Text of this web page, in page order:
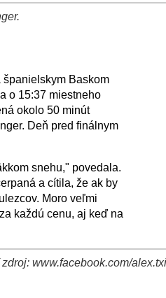
španielskym Baskom
o 15:37 miestneho
okolo 50 minút
Deň pred finálnym
snehu," povedala.
a cítila, že ak by
Moro veľmi
každú cenu, aj keď na
www.facebook.com/